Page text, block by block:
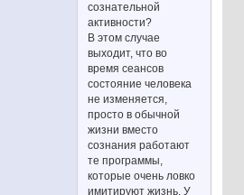
сознательной
активности?
В этом случае
выходит, что во
время сеансов
состояние человека
не изменяется,
просто в обычной
жизни вместо
сознания работают
те программы,
которые очень ловко
имитируют жизнь. У